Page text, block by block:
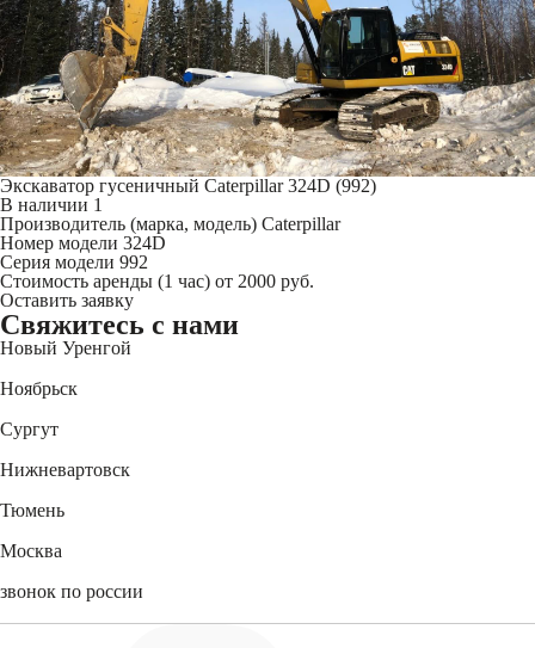
Экскаватор гусеничный Caterpillar 324D (992)
В наличии 1
Производитель (марка, модель) Caterpillar
Номер модели 324D
Серия модели 992
Стоимость аренды (1 час) от 2000 руб.
Оставить заявку
Свяжитесь с нами
Новый Уренгой
Ноябрьск
Сургут
Нижневартовск
Тюмень
Москва
звонок по россии